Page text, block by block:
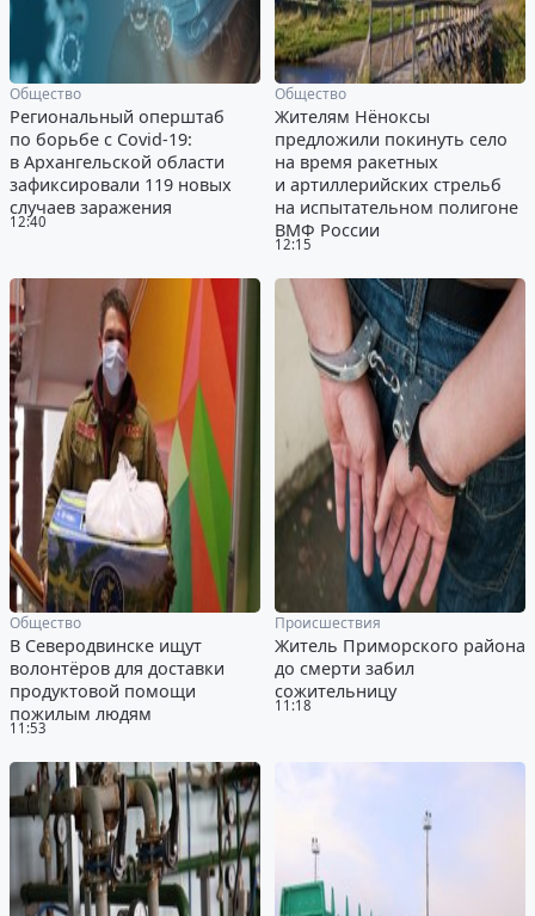
12:40
Общество
Региональный оперштаб
по борьбе с Covid-19:
в Архангельской области
зафиксировали 119 новых
случаев заражения
12:15
Общество
Жителям Нёноксы
предложили покинуть село
на время ракетных
и артиллерийских стрельб
на испытательном полигоне
ВМФ России
11:53
Общество
В Северодвинске ищут
волонтёров для доставки
продуктовой помощи
пожилым людям
11:18
Происшествия
Житель Приморского района
до смерти забил
сожительницу